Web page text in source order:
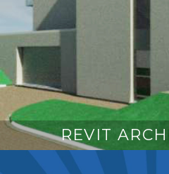
REVIT